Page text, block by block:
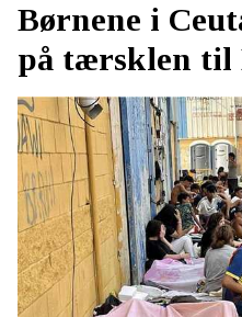
Børnene i
på tærsklen til